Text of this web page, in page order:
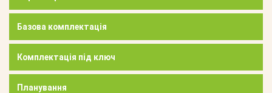
Базова комплектація
Комплектація під ключ
Планування